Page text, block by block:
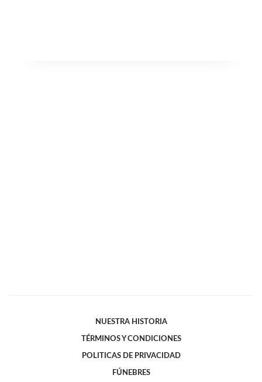
NUESTRA HISTORIA
TÉRMINOS Y CONDICIONES
POLITICAS DE PRIVACIDAD
FÚNEBRES